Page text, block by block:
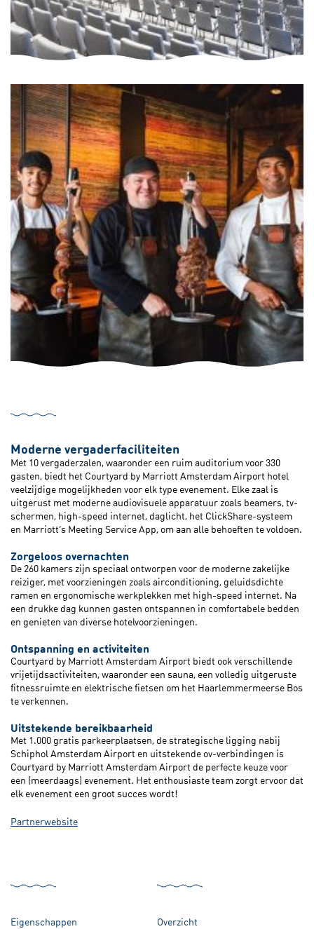
Moderne vergaderfaciliteiten
Met 10 vergaderzalen, waaronder een ruim auditorium voor 330
gasten, biedt het Courtyard by Marriott Amsterdam Airport hotel
veelzijdige mogelijkheden voor elk type evenement. Elke zaal is
uitgerust met moderne audiovisuele apparatuur zoals beamers, tv-
schermen, high-speed internet, daglicht, het ClickShare-systeem
en Marriott’s Meeting Service App, om aan alle behoeften te voldoen.
Zorgeloos overnachten
De 260 kamers zijn speciaal ontworpen voor de moderne zakelijke
reiziger, met voorzieningen zoals airconditioning, geluidsdichte
ramen en ergonomische werkplekken met high-speed internet. Na
een drukke dag kunnen gasten ontspannen in comfortabele bedden
en genieten van diverse hotelvoorzieningen.
Ontspanning en activiteiten
Courtyard by Marriott Amsterdam Airport biedt ook verschillende
vrijetijdsactiviteiten, waaronder een sauna, een volledig uitgeruste
fitnessruimte en elektrische fietsen om het Haarlemmermeerse Bos
te verkennen.
Uitstekende bereikbaarheid
Met 1.000 gratis parkeerplaatsen, de strategische ligging nabij
Schiphol Amsterdam Airport en uitstekende ov-verbindingen is
Courtyard by Marriott Amsterdam Airport de perfecte keuze voor
een (meerdaags) evenement. Het enthousiaste team zorgt ervoor dat
elk evenement een groot succes wordt!
Partnerwebsite
Eigenschappen
Overzicht